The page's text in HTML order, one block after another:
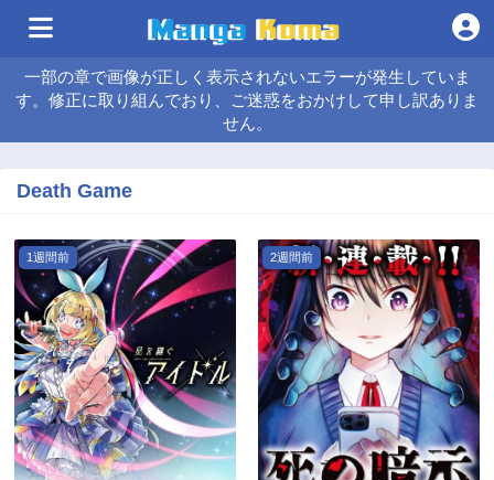
一部の章で画像が正しく表示されないエラーが発生していま
す。修正に取り組んでおり、ご迷惑をおかけして申し訳ありま
せん。
Death Game
1週間前 2週間前